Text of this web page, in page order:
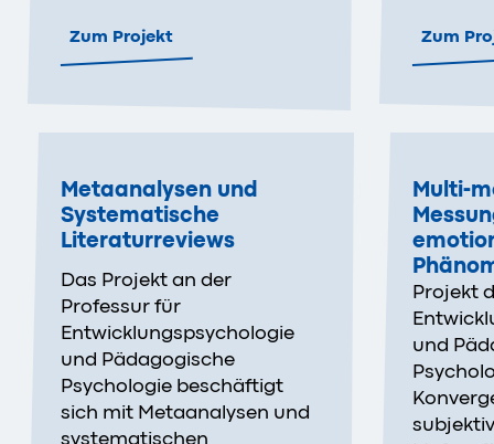
Zum Projekt Zum
Metaanalysen und
Systematische
Literaturreviews
Das Projekt an der
Professur für
Entwicklungspsychologie
und Pädagogische
Psychologie beschäftigt
sich mit Metaanalysen und
systematischen
Multi-
Projekt
und